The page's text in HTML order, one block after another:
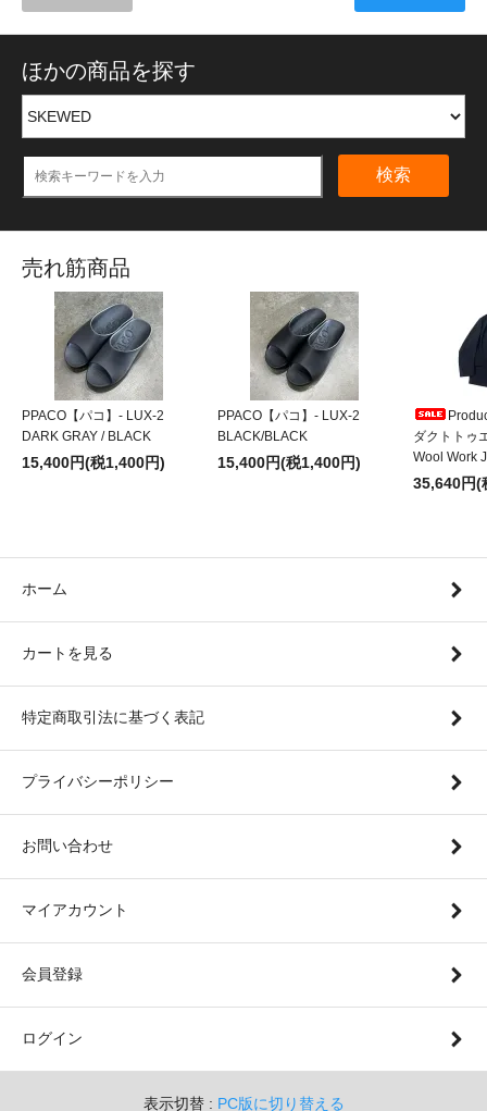
ほかの商品を探す
検索
売れ筋商品
PPACO【パコ】- LUX-2
DARK GRAY / BLACK
15,400円(税1,400円)
PPACO【パコ】- LUX-2
BLACK/BLACK
15,400円(税1,400円)
ダクトトゥ
Wool Work
35,640円(
ホーム
カートを見る
特定商取引法に基づく表記
プライバシーポリシー
お問い合わせ
マイアカウント
会員登録
ログイン
表示切替 : PC版に切り替える